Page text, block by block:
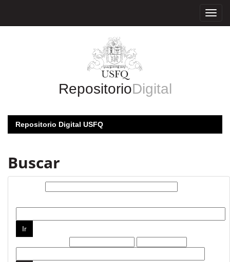
RepositorioDigital
Repositorio Digital USFQ
Buscar